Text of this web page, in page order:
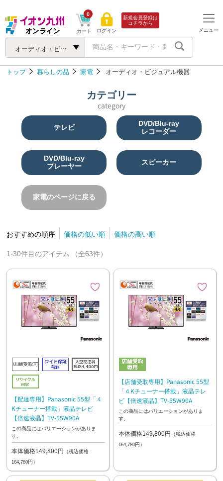
オーディオ・ビジュアル機器
カート
0
ログイン
新規会員登録は
コチラから
メニュー
トップ 暮らしの品 家電 オーディオ・ビジュアル機器
カテゴリー
category
テレビ
DVD/Blu-ray
レコーダー
DVD/Blu-ray
プレーヤー
スピーカー
家電のページに戻る
おすすめの順序 価格の低い順
価格の高い順
1-30件目のアイテム （全63件）
【配達専用】Panasonic 55型「４
Kチューナー搭載」液晶テレビ
【倍速液晶】TV-55W90A
この商品にはバリエーションがありま
す。
本体価格149,800円 （税込価格
164,780円）
【店舗受取専用】Panasonic 55型
「４Kチューナー搭載」液晶テレ
ビ【倍速液晶】TV-55W90A
この商品にはバリエーションがありま
す。
本体価格149,800円 （税込価格
164,780円）